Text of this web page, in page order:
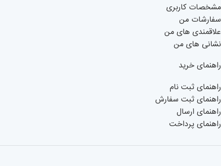
مشخصات کاربری
سفارشات من
علاقمندی های من
نشانی های من
راهنمای خرید
راهنمای ثبت نام
راهنمای ثبت سفارش
راهنمای ارسال
راهنمای پرداخت